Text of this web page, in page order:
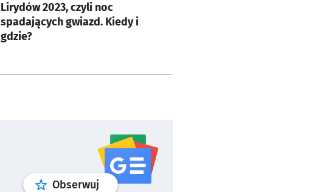
Lirydów 2023, czyli noc
spadających gwiazd. Kiedy i
gdzie?
Obserwuj profilgoogle news